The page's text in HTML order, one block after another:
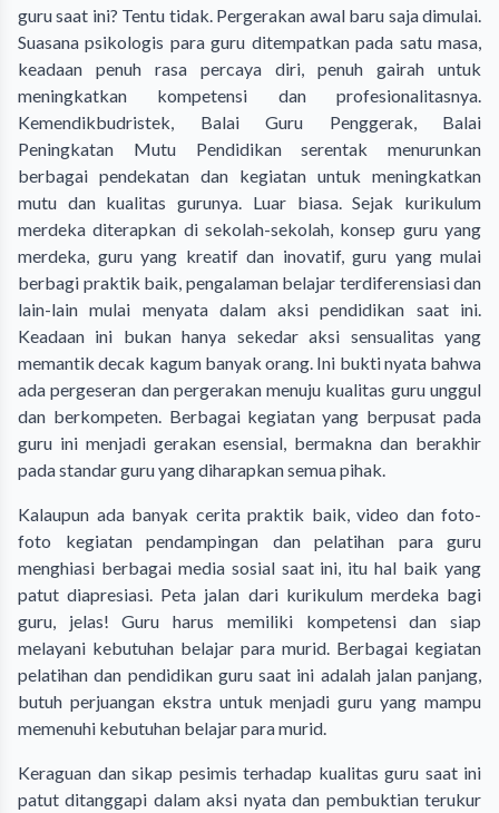
guru saat ini? Tentu tidak. Pergerakan awal baru saja dimulai.
Suasana psikologis para guru ditempatkan pada satu masa,
keadaan penuh rasa percaya diri, penuh gairah untuk
meningkatkan kompetensi dan profesionalitasnya.
Kemendikbudristek, Balai Guru Penggerak, Balai
Peningkatan Mutu Pendidikan serentak menurunkan
berbagai pendekatan dan kegiatan untuk meningkatkan
mutu dan kualitas gurunya. Luar biasa. Sejak kurikulum
merdeka diterapkan di sekolah-sekolah, konsep guru yang
merdeka, guru yang kreatif dan inovatif, guru yang mulai
berbagi praktik baik, pengalaman belajar terdiferensiasi dan
lain-lain mulai menyata dalam aksi pendidikan saat ini.
Keadaan ini bukan hanya sekedar aksi sensualitas yang
memantik decak kagum banyak orang. Ini bukti nyata bahwa
ada pergeseran dan pergerakan menuju kualitas guru unggul
dan berkompeten. Berbagai kegiatan yang berpusat pada
guru ini menjadi gerakan esensial, bermakna dan berakhir
pada standar guru yang diharapkan semua pihak.
Kalaupun ada banyak cerita praktik baik, video dan foto-
foto kegiatan pendampingan dan pelatihan para guru
menghiasi berbagai media sosial saat ini, itu hal baik yang
patut diapresiasi. Peta jalan dari kurikulum merdeka bagi
guru, jelas! Guru harus memiliki kompetensi dan siap
melayani kebutuhan belajar para murid. Berbagai kegiatan
pelatihan dan pendidikan guru saat ini adalah jalan panjang,
butuh perjuangan ekstra untuk menjadi guru yang mampu
memenuhi kebutuhan belajar para murid.
Keraguan dan sikap pesimis terhadap kualitas guru saat ini
patut ditanggapi dalam aksi nyata dan pembuktian terukur